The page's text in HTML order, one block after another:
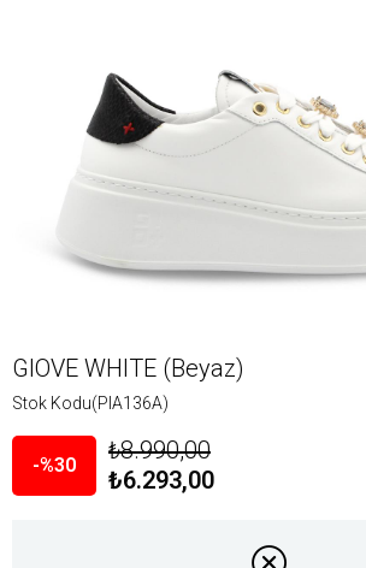
GIOVE WHITE (Beyaz)
Stok Kodu(PIA136A)
30
₺8.990,00
₺6.293,00